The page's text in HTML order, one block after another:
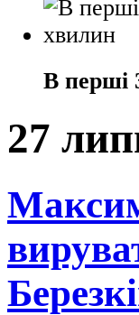
В перші
27